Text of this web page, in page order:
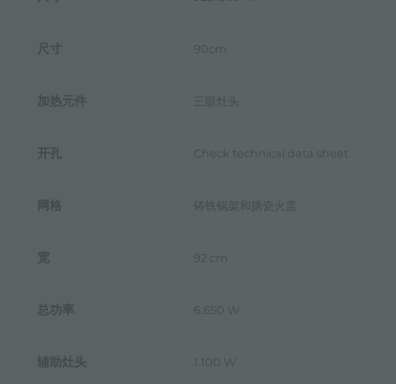
尺寸 90cm
加热元件 三眼灶头
开孔 Check technical data sheet
网格 铸铁锅架和搪瓷火盖
宽 92 cm
总功率 6.650 W
辅助灶头 1.100 W